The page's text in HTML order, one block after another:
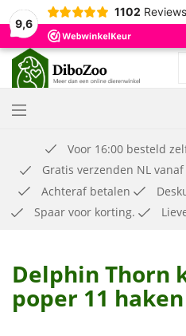
9,6
1102 Reviews
Voor 16:00 besteld
Gratis verzenden NL vanaf
Achteraf betalen
Spaar voor korting.
Delphin Thorn
poper 11 haken